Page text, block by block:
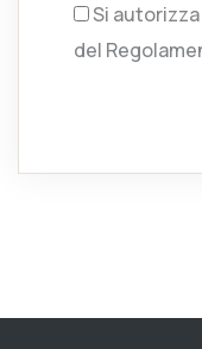
Si
del